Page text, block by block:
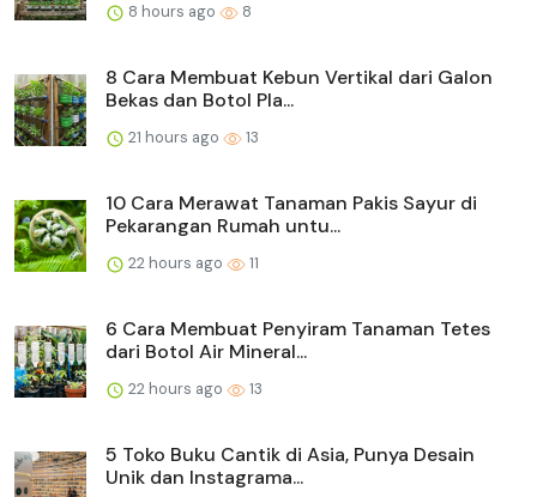
8 hours ago 8
8 Cara Membuat Kebun Vertikal dari Galon
Bekas dan Botol Pla...
21 hours ago 13
10 Cara Merawat Tanaman Pakis Sayur di
Pekarangan Rumah untu...
22 hours ago 11
6 Cara Membuat Penyiram Tanaman Tetes
dari Botol Air Mineral...
22 hours ago 13
5 Toko Buku Cantik di Asia, Punya Desain
Unik dan Instagrama...